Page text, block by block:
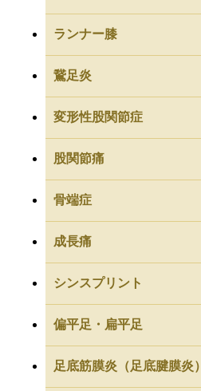
ランナー膝
鵞足炎
変形性股関節症
股関節痛
骨端症
成長痛
シンスプリント
偏平足・扁平足
足底筋膜炎（足底腱膜炎）